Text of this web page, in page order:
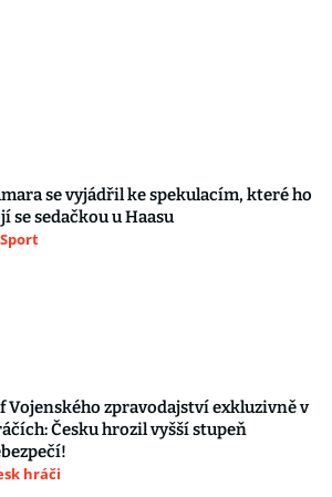
se vyjádřil ke spekulacím, které ho
se sedačkou u Haasu
Sport
Vojenského zpravodajství exkluzivně v
Česku hrozil vyšší stupeň
hráči